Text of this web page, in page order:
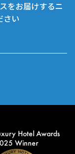
をお届けするニ
さい
Hotel Awards
Winner